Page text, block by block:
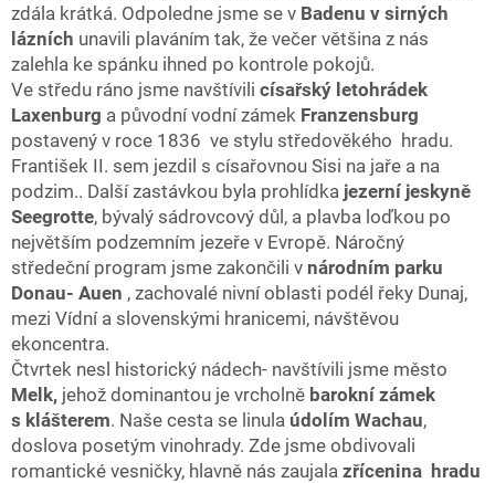
zdála krátká. Odpoledne jsme se v Badenu v sirných
lázních unavili plaváním tak, že večer většina z nás
zalehla ke spánku ihned po kontrole pokojů.
Ve středu ráno jsme navštívili císařský letohrádek
Laxenburg a původní vodní zámek Franzensburg
postavený v roce 1836 ve stylu středověkého hradu.
František II. sem jezdil s císařovnou Sisi na jaře a na
podzim.. Další zastávkou byla prohlídka jezerní jeskyně
Seegrotte, bývalý sádrovcový důl, a plavba loďkou po
největším podzemním jezeře v Evropě. Náročný
středeční program jsme zakončili v národním parku
Donau- Auen , zachovalé nivní oblasti podél řeky Dunaj,
mezi Vídní a slovenskými hranicemi, návštěvou
ekoncentra.
Čtvrtek nesl historický nádech- navštívili jsme město
Melk, jehož dominantou je vrcholně barokní zámek
s klášterem. Naše cesta se linula údolím Wachau,
doslova posetým vinohrady. Zde jsme obdivovali
romantické vesničky, hlavně nás zaujala zřícenina hradu